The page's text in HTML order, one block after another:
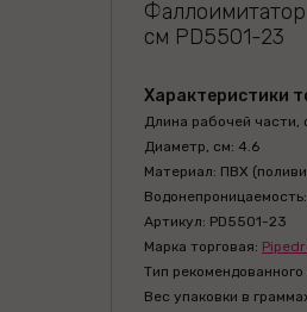
см PD5501-23
Характеристики
Длина рабочей части,
Диаметр, см: 4.6
Материал: ПВХ
Артикул: PD5501-23
Марка торговая:
Тип
Вес упаковки в